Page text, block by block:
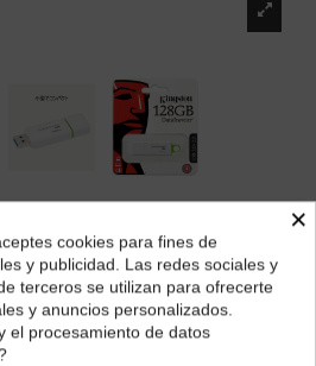
recibir tu pedido?
para mostrarte los precios e
correctos para tu región.
×
cookies para fines de
y publicidad. Las redes sociales y
terceros se utilizan para ofrecerte
y anuncios personalizados.
el procesamiento de datos